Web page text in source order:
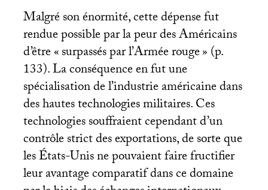
Malgré son énormité, cette dépense fut
rendue possible par la peur des Américains
d’être «surpassés par l’Armée rouge» (p.
133). La conséquence en fut une
spécialisation de l’industrie américaine dans
des hautes technologies militaires. Ces
technologies souffraient cependant d’un
contrôle strict des exportations, de sorte que
les États-Unis ne pouvaient faire fructifier
leur avantage comparatif dans ce domaine